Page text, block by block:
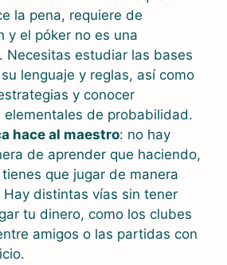
la pena, requiere de
y el póker no es una
Necesitas estudiar las bases
lenguaje y reglas, así como
y conocer
elementales de probabilidad.
hace al maestro: no hay
de aprender que haciendo,
que jugar de manera
distintas vías sin tener
tu dinero, como los clubes
amigos o las partidas con